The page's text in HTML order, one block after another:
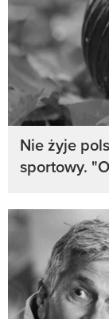
Nie żyje
sportowy.